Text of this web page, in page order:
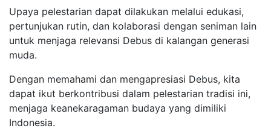
Upaya pelestarian dapat dilakukan melalui edukasi,
pertunjukan rutin, dan kolaborasi dengan seniman lain
untuk menjaga relevansi Debus di kalangan generasi
muda.
Dengan memahami dan mengapresiasi Debus, kita
dapat ikut berkontribusi dalam pelestarian tradisi ini,
menjaga keanekaragaman budaya yang dimiliki
Indonesia.